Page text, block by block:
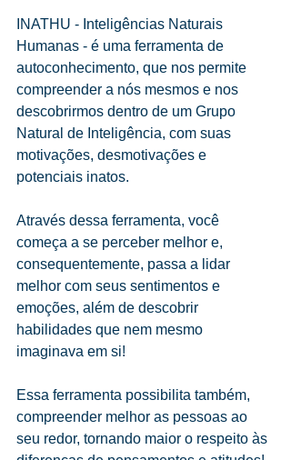
INATHU - Inteligências Naturais
Humanas - é uma ferramenta de
autoconhecimento, que nos permite
compreender a nós mesmos e nos
descobrirmos dentro de um Grupo
Natural de Inteligência, com suas
motivações, desmotivações e
potenciais inatos.
Através dessa ferramenta, você
começa a se perceber melhor e,
consequentemente, passa a lidar
melhor com seus sentimentos e
emoções, além de descobrir
habilidades que nem mesmo
imaginava em si!
Essa ferramenta possibilita também,
compreender melhor as pessoas ao
seu redor, tornando maior o respeito às